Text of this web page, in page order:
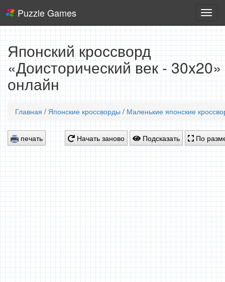
игры
Puzzle Games
Японский кроссворд
«Доисторический век - 30x20»
онлайн
Главная / Японские кроссворды / Маленькие японские
печать Начать заново Подсказать По